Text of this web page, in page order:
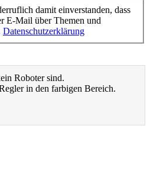
damit einverstanden, dass
E-Mail über Themen und
Datenschutzerklärung
Roboter sind.
in den farbigen Bereich.